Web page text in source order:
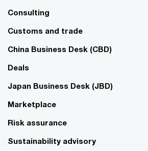
Consulting
Customs and trade
China Business Desk (CBD)
Deals
Japan Business Desk (JBD)
Marketplace
Risk assurance
Sustainability advisory